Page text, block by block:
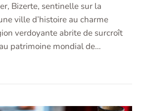
Bizerte, sentinelle sur la
ville d’histoire au charme
verdoyante abrite de surcroît
patrimoine mondial de…